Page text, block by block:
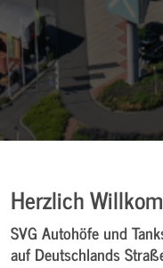
Herzlich
SVG Autohöfe und
auf Deutschlands